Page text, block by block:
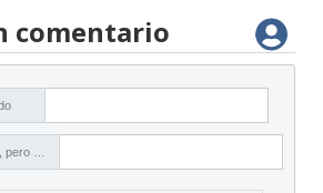
comentario